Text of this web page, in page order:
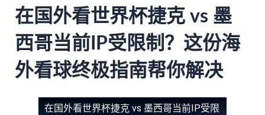
在国外看世界杯捷克 vs 墨
西哥当前IP受限制？这份海
外看球终极指南帮你解决
在国外看世界杯捷克 vs 墨西哥当前IP受限